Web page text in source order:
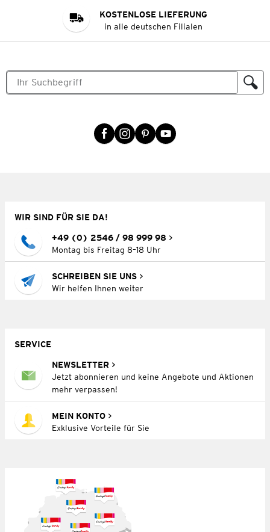
KOSTENLOSE LIEFERUNG
in alle deutschen Filialen
WIR SIND FÜR SIE DA!
+49 (0) 2546 / 98 999 98
Montag bis Freitag 8–18 Uhr
SCHREIBEN SIE UNS
Wir helfen Ihnen weiter
SERVICE
NEWSLETTER
Jetzt abonnieren und keine Angebote und Aktionen
mehr verpassen!
MEIN KONTO
Exklusive Vorteile für Sie